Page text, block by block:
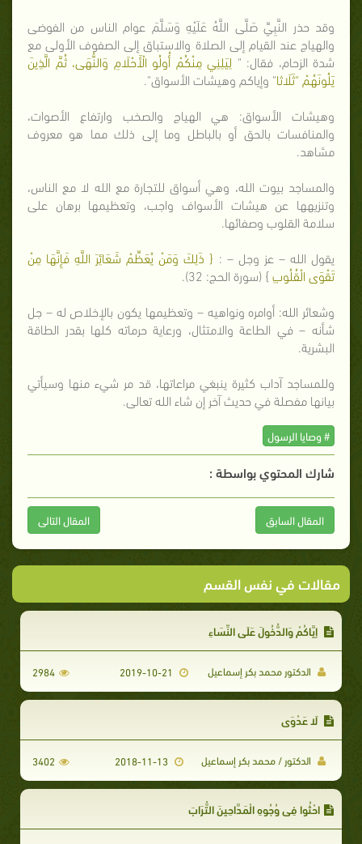
وقد حذر النَّبِيِّ صَلَّى اللَّهُ عَلَيْهِ وَسَلَّمَ عوام الناس من الفوضى
والهياج عند القيام إلى الصلاة والاستباق إلى الصفوف الأولى مع
شدة الزحام، فقال: " لِيَلِنِي مِنْكُمْ أُولُو الْأَحْلَامِ وَالنُّهَى، ثُمَّ الَّذِينَ
يَلُونَهُمْ "ثَلَاثا" وإياكم وهيشات الأسواق".
وهيشات الأسواق: هي الهياج والصخب وارتفاع الأصوات،
والمنافسات بالحق أو بالباطل وما إلى ذلك مما هو معروف
مشاهد.
والمساجد بيوت الله، وهي أسواق للتجارة مع الله لا مع الناس،
وتنزيهها عن هيشات الأسواف واجب، وتعظيمها برهان على
سلامة القلوب وصفائها.
يقول الله – عز وجل – : { ذَلِكَ وَمَنْ يُعَظِّمْ شَعَائِرَ اللَّهِ فَإِنَّهَا مِنْ
تَقْوَى الْقُلُوبِ} (سورة الحج: 32).
وشعائر الله: أوامره ونواهيه – وتعظيمها يكون بالإخلاص له – جل
شأنه – في الطاعة والامتثال، ورعاية حرماته كلها بقدر الطاقة
البشرية.
وللمساجد آداب كثيرة ينبغي مراعاتها، قد مر شيء منها وسيأتي
بيانها مفصلة في حديث آخر إن شاء الله تعالى.
# وصايا الرسول
شارك المحتوي بواسطة :
المقال السابق المقال التالى
مقالات في نفس القسم
إِيَّاكُمْ وَالدُّخُولَ عَلَى النِّسَاءِ
الدكتور محمد بكر إسماعيل 2984
لَا عَدْوَى
الدكتور / محمد بكر إسماعيل 3402
احْثُوا فِي وُجُوهِ الْمَدَّاحِينَ التُّرَابَ